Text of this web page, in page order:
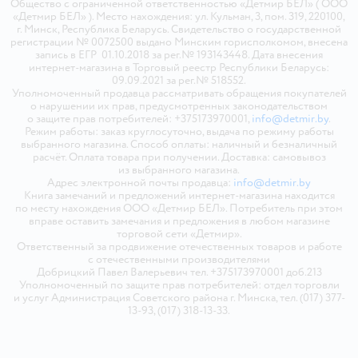
Общество с ограниченной ответственностью «Детмир БЕЛ» ( ООО
«Детмир БЕЛ» ). Место нахождения: ул. Кульман, 3, пом. 319, 220100,
г. Минск, Республика Беларусь. Свидетельство о государственной
регистрации № 0072500 выдано Минским горисполкомом, внесена
запись в ЕГР 01.10.2018 за рег.№ 193143448. Дата внесения
интернет-магазина в Торговый реестр Республики Беларусь:
09.09.2021 за рег.№ 518552.
Уполномоченный продавца рассматривать обращения покупателей
о нарушении их прав, предусмотренных законодательством
о защите прав потребителей: +375173970001, info@detmir.by.
Режим работы: заказ круглосуточно, выдача по режиму работы
выбранного магазина. Способ оплаты: наличный и безналичный
расчёт. Оплата товара при получении. Доставка: самовывоз
из выбранного магазина.
Адрес электронной почты продавца: info@detmir.by
Книга замечаний и предложений интернет-магазина находится
по месту нахождения ООО «Детмир БЕЛ». Потребитель при этом
вправе оставить замечания и предложения в любом магазине
торговой сети «Детмир».
Ответственный за продвижение отечественных товаров и работе
с отечественными производителями
Добрицкий Павел Валерьевич тел. +375173970001 доб.213
Уполномоченный по защите прав потребителей: отдел торговли
и услуг Администрация Советского района г. Минска, тел. (017) 377-
13-93, (017) 318-13-33.